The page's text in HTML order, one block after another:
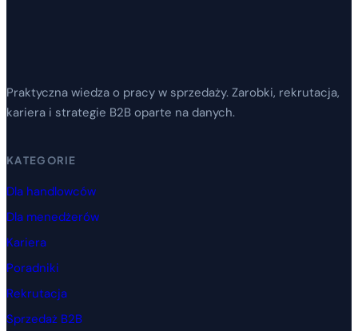
Praktyczna wiedza o pracy w sprzedaży. Zarobki, rekrutacja,
kariera i strategie B2B oparte na danych.
KATEGORIE
Dla handlowców
Dla menedżerów
Kariera
Poradniki
Rekrutacja
Sprzedaż B2B